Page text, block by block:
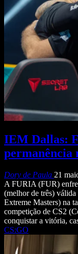
IEM Dallas:
permanência
Dory de Paula 21
A FURIA (FUR)
(melhor de três)
Extreme Masters) na
competição de CS2
conquistar a vitória,
CS:GO